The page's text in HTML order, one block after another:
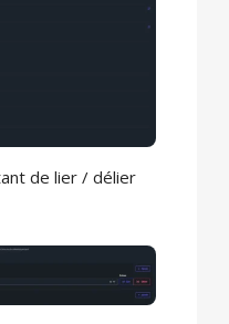
de lier / délier